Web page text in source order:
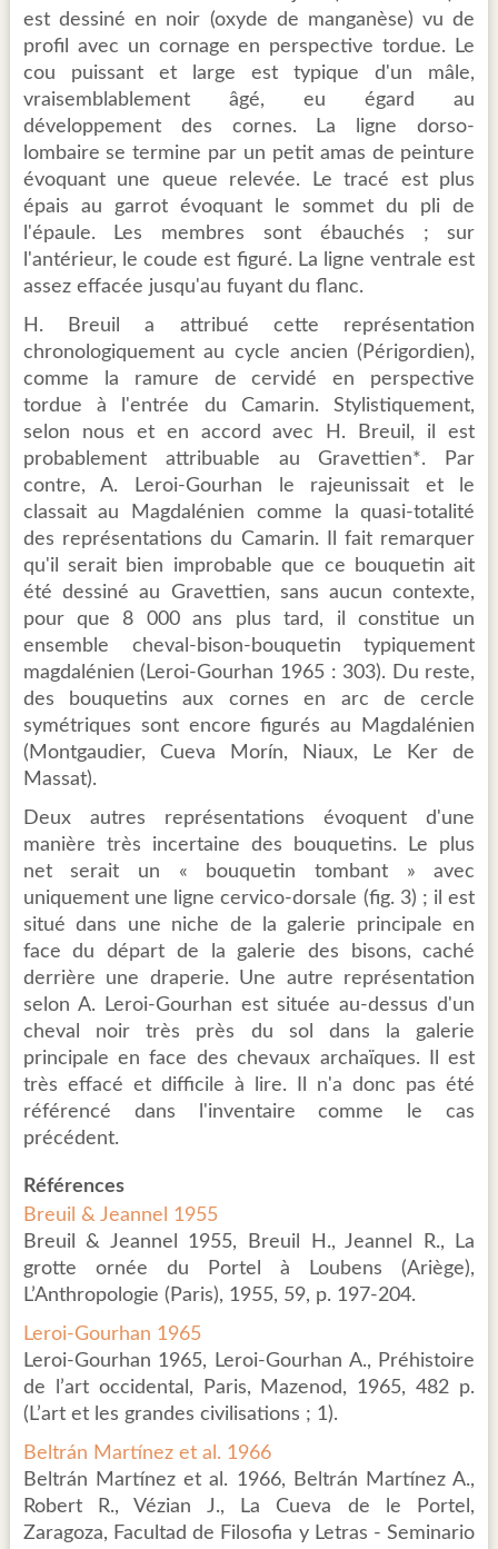
est dessiné en noir (oxyde de manganèse) vu de
profil avec un cornage en perspective tordue. Le
cou puissant et large est typique d'un mâle,
vraisemblablement âgé, eu égard au
développement des cornes. La ligne dorso-
lombaire se termine par un petit amas de peinture
évoquant une queue relevée. Le tracé est plus
épais au garrot évoquant le sommet du pli de
l'épaule. Les membres sont ébauchés ; sur
l'antérieur, le coude est figuré. La ligne ventrale est
assez effacée jusqu'au fuyant du flanc.
H. Breuil a attribué cette représentation
chronologiquement au cycle ancien (Périgordien),
comme la ramure de cervidé en perspective
tordue à l'entrée du Camarin. Stylistiquement,
selon nous et en accord avec H. Breuil, il est
probablement attribuable au Gravettien*. Par
contre, A. Leroi-Gourhan le rajeunissait et le
classait au Magdalénien comme la quasi-totalité
des représentations du Camarin. Il fait remarquer
qu'il serait bien improbable que ce bouquetin ait
été dessiné au Gravettien, sans aucun contexte,
pour que 8 000 ans plus tard, il constitue un
ensemble cheval-bison-bouquetin typiquement
magdalénien (Leroi-Gourhan 1965 : 303). Du reste,
des bouquetins aux cornes en arc de cercle
symétriques sont encore figurés au Magdalénien
(Montgaudier, Cueva Morín, Niaux, Le Ker de
Massat).
Deux autres représentations évoquent d'une
manière très incertaine des bouquetins. Le plus
net serait un « bouquetin tombant » avec
uniquement une ligne cervico-dorsale (fig. 3) ; il est
situé dans une niche de la galerie principale en
face du départ de la galerie des bisons, caché
derrière une draperie. Une autre représentation
selon A. Leroi-Gourhan est située au-dessus d'un
cheval noir très près du sol dans la galerie
principale en face des chevaux archaïques. Il est
très effacé et difficile à lire. Il n'a donc pas été
référencé dans l'inventaire comme le cas
précédent.
Références
Breuil & Jeannel 1955
Breuil & Jeannel 1955, Breuil H., Jeannel R., La
grotte ornée du Portel à Loubens (Ariège),
L’Anthropologie (Paris), 1955, 59, p. 197-204.
Leroi-Gourhan 1965
Leroi-Gourhan 1965, Leroi-Gourhan A., Préhistoire
de l’art occidental, Paris, Mazenod, 1965, 482 p.
(L’art et les grandes civilisations ; 1).
Beltrán Martínez et al. 1966
Beltrán Martínez et al. 1966, Beltrán Martínez A.,
Robert R., Vézian J., La Cueva de le Portel,
Zaragoza, Facultad de Filosofia y Letras - Seminario